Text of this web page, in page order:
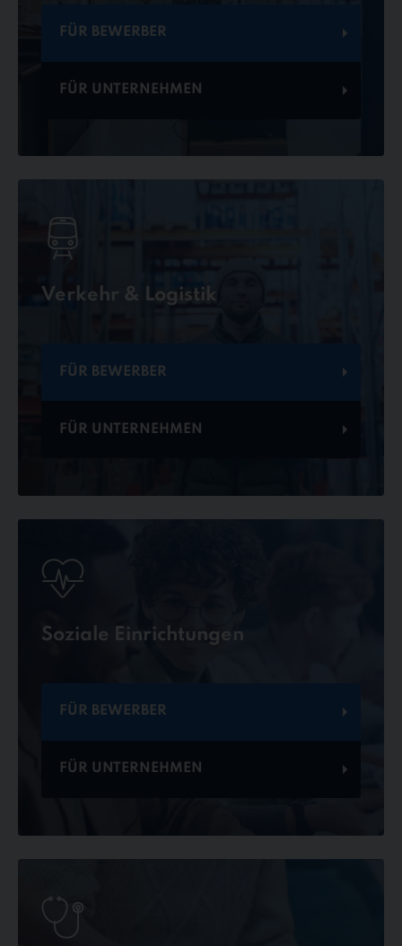
FÜR BEWERBER
FÜR UNTERNEHMEN
Verkehr & Logistik
FÜR BEWERBER
FÜR UNTERNEHMEN
Soziale Einrichtungen
FÜR BEWERBER
FÜR UNTERNEHMEN